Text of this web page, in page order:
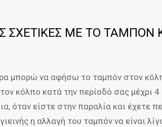
ΣΧΕΤΙΚΕΣ ΜΕ ΤΟ ΤΑΜΠΟΝ
μπορώ να αφήσω το ταμπόν στον
κόλπο κατά την περίοδό σας μέχρι
όταν είστε στην παραλία και έχετε
η αλλαγή του ταμπόν να είναι